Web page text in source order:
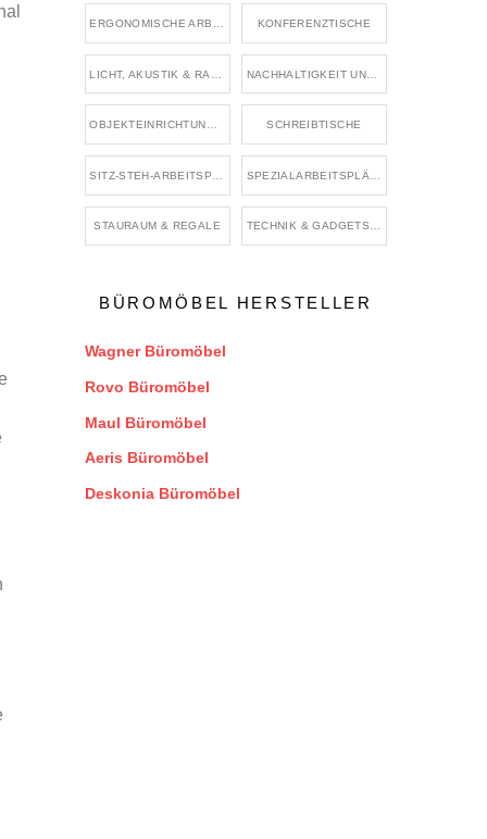
KONFERENZTISCHE
OBJEKTEINRICHTUNG & BRANCHENRÄUME SCHREIBTISCHE
STAURAUM & REGALE TECHNIK & GADGETS FÜR DEN ARBEITSPLATZ
BÜROMÖBEL HERSTELLER
Wagner Büromöbel
Rovo Büromöbel
Maul Büromöbel
Aeris Büromöbel
Deskonia Büromöbel